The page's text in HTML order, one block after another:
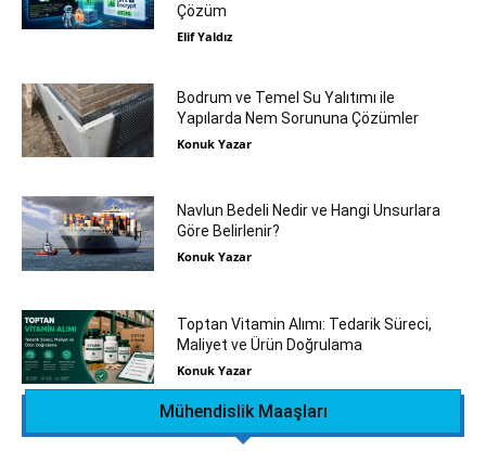
Çözüm
Elif Yaldız
Bodrum ve Temel Su Yalıtımı ile
Yapılarda Nem Sorununa Çözümler
Konuk Yazar
Navlun Bedeli Nedir ve Hangi Unsurlara
Göre Belirlenir?
Konuk Yazar
Toptan Vitamin Alımı: Tedarik Süreci,
Maliyet ve Ürün Doğrulama
Konuk Yazar
Mühendislik Maaşları